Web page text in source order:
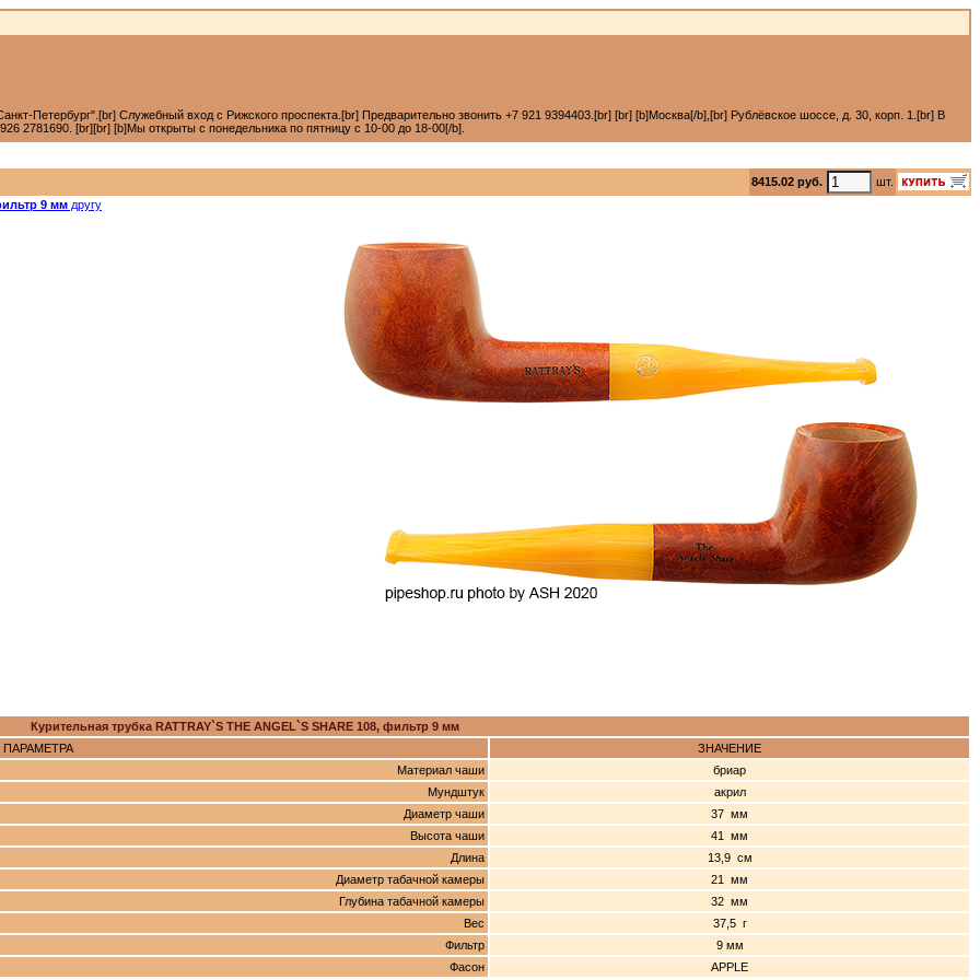
Петербург".[br] Служебный вход с Рижского проспекта.[br] Предварительно звонить +7 921 9394403.[br] [br] [b]Москва[/b],[br] Рублёвское шоссе, д. 30, корп. 1.[br] В
2781690. [br][br] [b]Мы открыты с понедельника по пятницу с 10-00 до 18-00[/b].
8415.02 руб.
шт.
9 мм другу
Курительная трубка RATTRAY`S THE ANGEL`S SHARE 108, фильтр 9 мм
ЗНАЧЕНИЕ
Материал чаши
бриар
Мундштук
акрил
Диаметр чаши
37 мм
Высота чаши
41 мм
Длина
13,9 см
Диаметр табачной камеры
21 мм
Глубина табачной камеры
32 мм
Вес
37,5 г
Фильтр
9 мм
Фасон
APPLE